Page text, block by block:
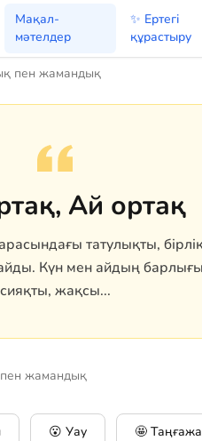
Мақал-
мәтелдер
✨ Ертегі
құрастыру
пен жамандық
Ай ортақ
татулықты,
Күн мен айдың
сияқты, жақсы...
жамандық
😮 Уау 🤩